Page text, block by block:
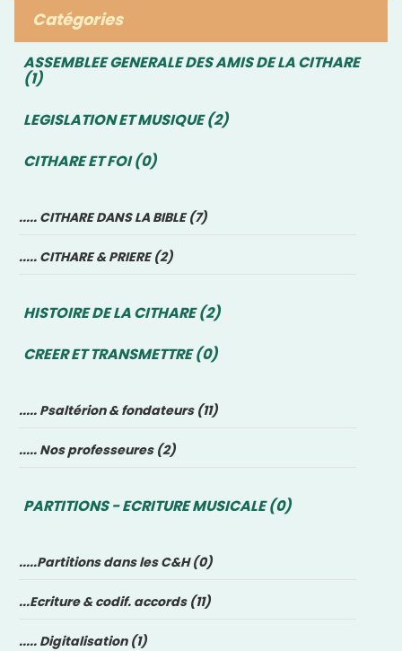
Catégories
ASSEMBLEE GENERALE DES AMIS DE LA CITHARE
(1)
LEGISLATION ET MUSIQUE (2)
CITHARE ET FOI (0)
..... CITHARE DANS LA BIBLE (7)
..... CITHARE & PRIERE (2)
HISTOIRE DE LA CITHARE (2)
CREER ET TRANSMETTRE (0)
..... Psaltérion & fondateurs (11)
..... Nos professeures (2)
PARTITIONS - ECRITURE MUSICALE (0)
.....Partitions dans les C&H (0)
...Ecriture & codif. accords (11)
..... Digitalisation (1)